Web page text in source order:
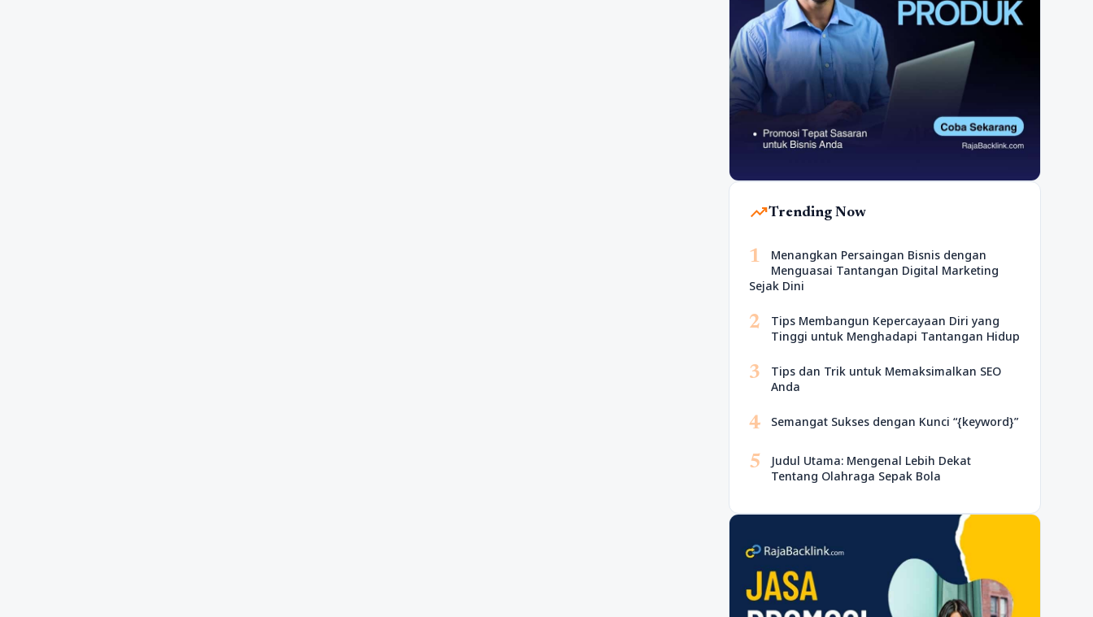
trending_upTrending Now
1
Menangkan Persaingan Bisnis dengan
Menguasai Tantangan Digital Marketing
Sejak Dini
2
Tips Membangun Kepercayaan Diri yang
Tinggi untuk Menghadapi Tantangan Hidup
3
Tips dan Trik untuk Memaksimalkan SEO
Anda
4 Semangat Sukses dengan Kunci “{keyword}”
5
Judul Utama: Mengenal Lebih Dekat
Tentang Olahraga Sepak Bola